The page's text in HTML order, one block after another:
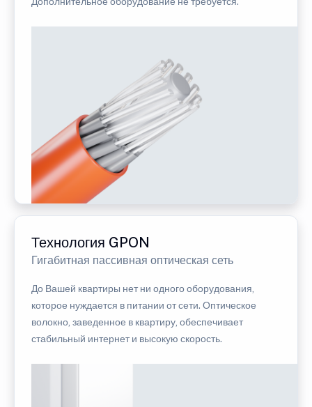
Технология GPON
Гигабитная пассивная оптическая сеть
До Вашей квартиры нет ни одного оборудования,
которое нуждается в питании от сети. Оптическое
волокно, заведенное в квартиру, обеспечивает
стабильный интернет и высокую скорость.